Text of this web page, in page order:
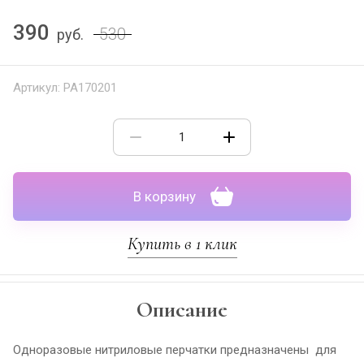
390 руб. 530
Артикул: PA170201
В корзину
Купить в 1 клик
Описание
Одноразовые нитриловые перчатки предназначены для